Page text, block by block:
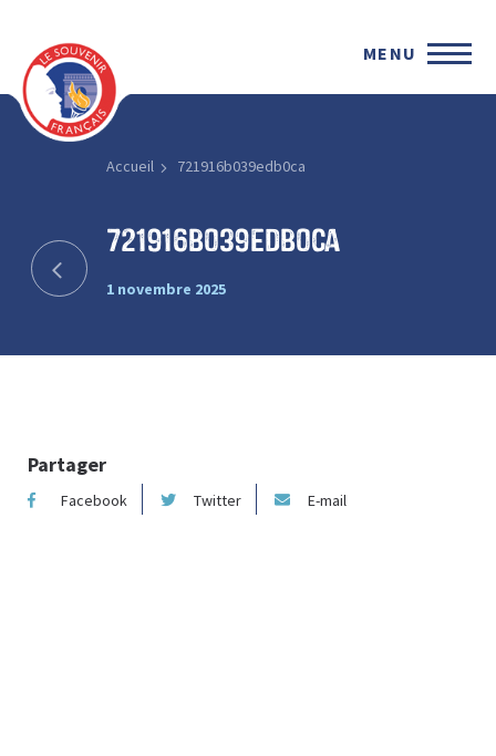
MENU
Accueil 721916b039edb0ca
721916b039edb0ca
1 novembre 2025
Partager
Facebook Twitter E-mail